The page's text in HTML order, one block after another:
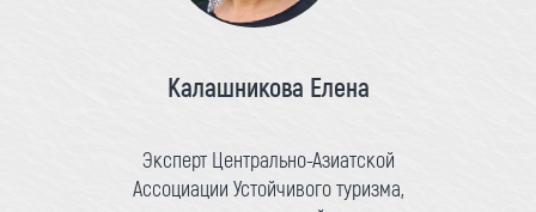
Калашникова Елена
Эксперт Центрально-Азиатской
Ассоциации Устойчивого туризма,